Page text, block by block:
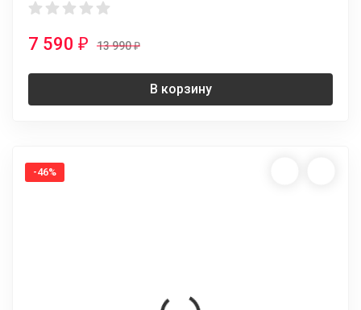
7 590 ₽ 13 990₽
В корзину
-46%